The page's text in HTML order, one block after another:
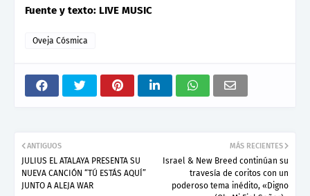
Fuente y texto: LIVE MUSIC
Oveja Cósmica
MÁS RECIENTES
Israel & New Breed continúan su
travesía de coritos con un
poderoso tema inédito, «Digno
ANTIGUOS
JULIUS EL ATALAYA PRESENTA SU
NUEVA CANCIÓN “TÚ ESTÁS AQUÍ”
JUNTO A ALEJA WAR